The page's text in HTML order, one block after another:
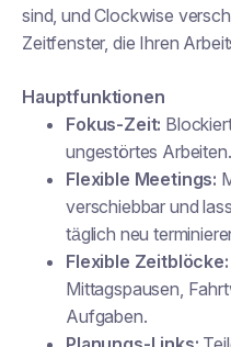
sind, und Clockwise
Zeitfenster, die Ihren
Hauptfunktionen
Fokus-Zeit:
ungestörtes Arbeiten.
Flexible Meetings:
verschiebbar und
täglich neu
Flexible Zeitblöcke:
Mittagspausen,
Aufgaben.